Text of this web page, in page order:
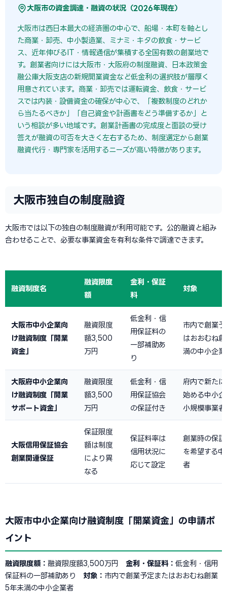
大阪市の資金調達・融資の状況（2026年現在）
大阪市は西日本最大の経済圏の中心で、船場・本町を軸とし
た商業・卸売、中小製造業、ミナミ・キタの飲食・サービ
ス、近年伸びるIT・情報通信が集積する全国有数の創業地で
す。創業者向けには大阪市・大阪府の制度融資、日本政策金
融公庫大阪支店の新規開業資金など低金利の選択肢が層厚く
用意されています。商業・卸売では運転資金、飲食・サービ
スでは内装・設備資金の確保が中心で、「複数制度のどれか
ら当たるべきか」「自己資金や計画書をどう準備するか」と
いう相談が多い地域です。創業計画書の完成度と面談の受け
答えが融資の可否を大きく左右するため、制度選定から創業
融資代行・専門家を活用するニーズが高い特徴があります。
大阪市独自の制度融資
大阪市では以下の独自の制度融資が利用可能です。公的融資と組み
合わせることで、必要な事業資金を有利な条件で調達できます。
融資制度名
融資限度
額
金利・保証
料
対象
大阪市中小企業向
け融資制度「開業
資金」
融資限度
額3,500
万円
低金利・信
用保証料の
一部補助あ
り
市内で創業
はおおむね
満の中小企業
大阪府中小企業向
け融資制度「開業
サポート資金」
融資限度
額3,500
万円
低金利・信
用保証協会
の保証付き
府内で新た
始める中小
小規模事業者
大阪信用保証協会
創業関連保証
保証限度
額は制度
により異
なる
保証料率は
信用状況に
応じて設定
創業時の保
を希望する中
者
大阪市中小企業向け融資制度「開業資金」の申請ポ
イント
融資限度額： 融資限度額3,500万円 金利・保証料： 低金利・信用
保証料の一部補助あり 対象： 市内で創業予定またはおおむね創業
5年未満の中小企業者